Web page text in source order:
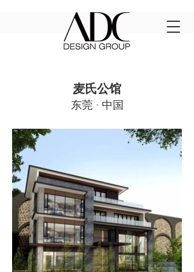
麦氏公馆
东莞· 中国